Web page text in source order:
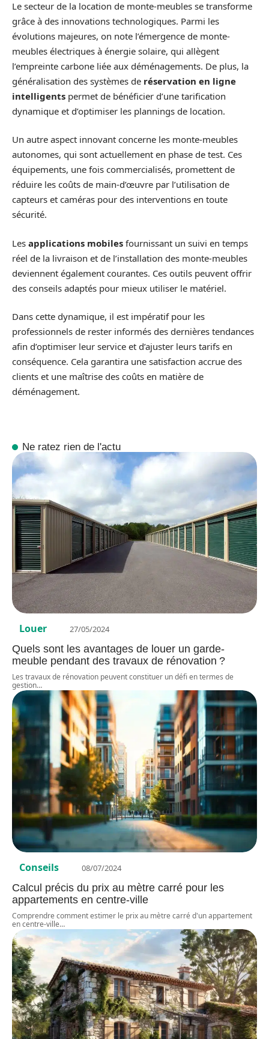
Le secteur de la location de monte-meubles se transforme
grâce à des innovations technologiques. Parmi les
évolutions majeures, on note l’émergence de monte-
meubles électriques à énergie solaire, qui allègent
l’empreinte carbone liée aux déménagements. De plus, la
généralisation des systèmes de réservation en ligne
intelligents permet de bénéficier d’une tarification
dynamique et d’optimiser les plannings de location.
Un autre aspect innovant concerne les monte-meubles
autonomes, qui sont actuellement en phase de test. Ces
équipements, une fois commercialisés, promettent de
réduire les coûts de main-d’œuvre par l’utilisation de
capteurs et caméras pour des interventions en toute
sécurité.
Les applications mobiles fournissant un suivi en temps
réel de la livraison et de l’installation des monte-meubles
deviennent également courantes. Ces outils peuvent offrir
des conseils adaptés pour mieux utiliser le matériel.
Dans cette dynamique, il est impératif pour les
professionnels de rester informés des dernières tendances
afin d’optimiser leur service et d’ajuster leurs tarifs en
conséquence. Cela garantira une satisfaction accrue des
clients et une maîtrise des coûts en matière de
déménagement.
Ne ratez rien de l'actu
Louer 27/05/2024
Quels sont les avantages de louer un garde-
meuble pendant des travaux de rénovation ?
Les travaux de rénovation peuvent constituer un défi en termes de
gestion…
Conseils 08/07/2024
Calcul précis du prix au mètre carré pour les
appartements en centre-ville
Comprendre comment estimer le prix au mètre carré d'un appartement
en centre-ville…